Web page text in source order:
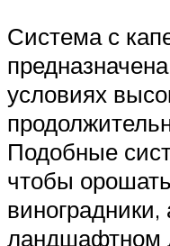
Система с
условиях
Подобные
чтобы
виноградники,
ландшафтном